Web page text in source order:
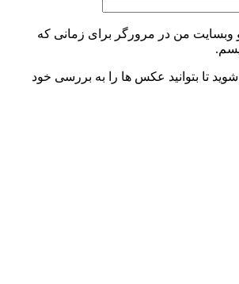
و وبسایت من در مرورگر برای زمانی که
تا بتوانید عکس ها را به بررسی خود